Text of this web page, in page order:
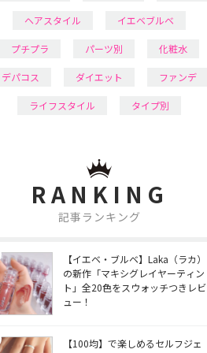
ヘアスタイル イエベブルベ
プチプラ パーツ別 化粧水
デパコス ダイエット ファンデ
ライフスタイル タイプ別
RANKING
記事ランキング
【イエベ・ブルベ】Laka（ラカ）
の新作「マキシグレイヤーティン
ト」全20色をスウォッチつきレビ
ュー！
【100均】で楽しめるセルフジェ